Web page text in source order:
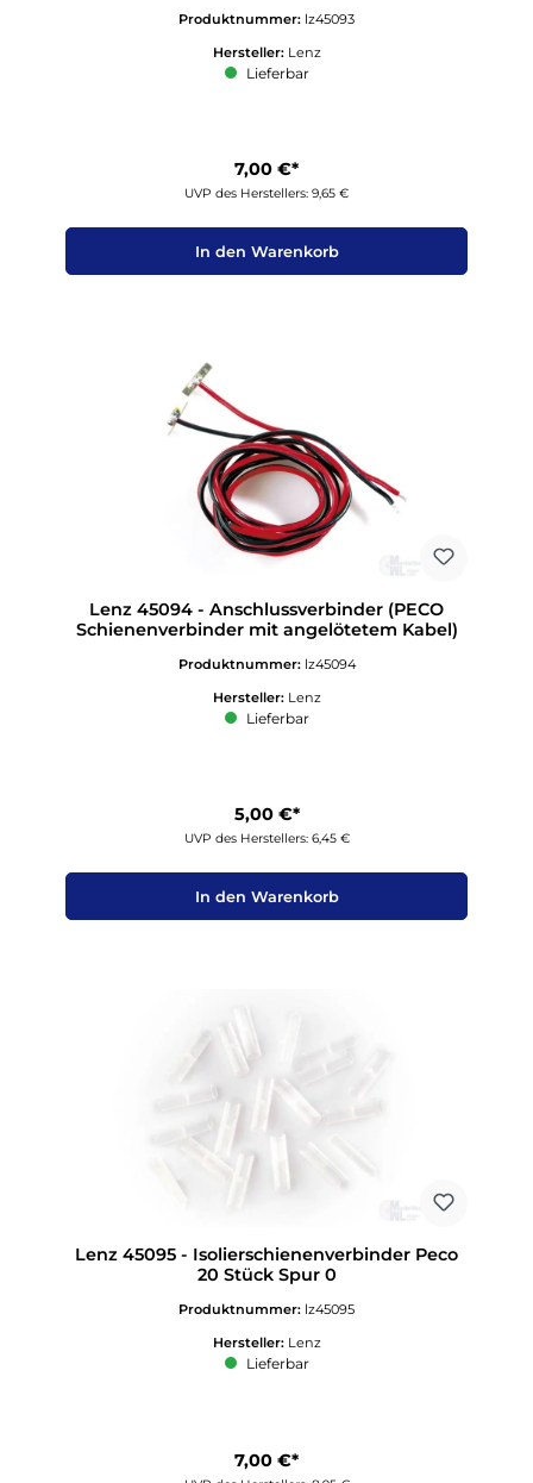
Produktnummer: lz45093
Hersteller: Lenz
Lieferbar
7,00 €*
UVP des Herstellers: 9,65 €
In den Warenkorb
Lenz 45094 - Anschlussverbinder (PECO
Schienenverbinder mit angelötetem Kabel)
Produktnummer: lz45094
Hersteller: Lenz
Lieferbar
5,00 €*
UVP des Herstellers: 6,45 €
In den Warenkorb
Lenz 45095 - Isolierschienenverbinder Peco
20 Stück Spur 0
Produktnummer: lz45095
Hersteller: Lenz
Lieferbar
7,00 €*